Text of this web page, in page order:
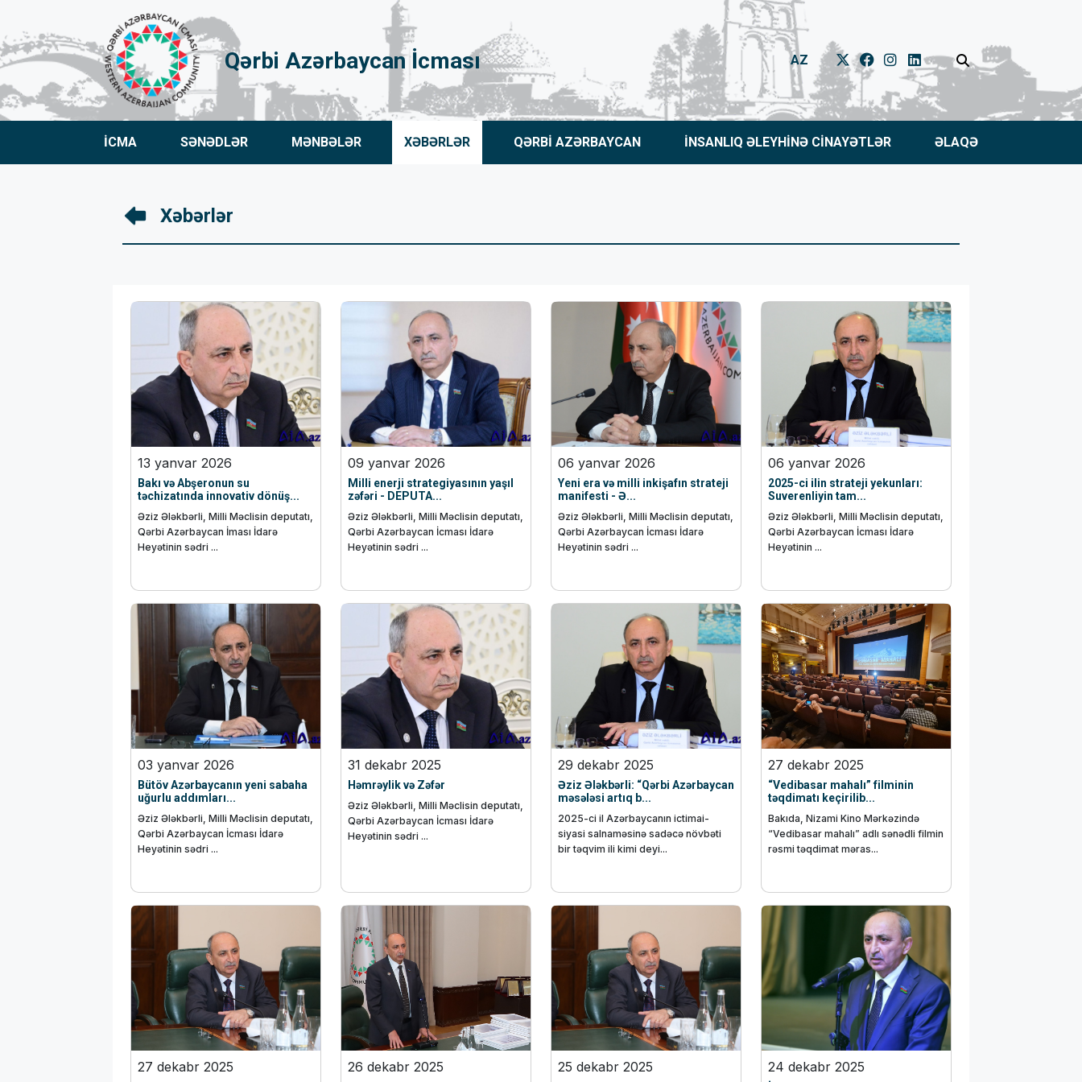
Qərbi Azərbaycan İcması AZ
İCMA SƏNƏDLƏR MƏNBƏLƏR XƏBƏRLƏR QƏRBİ AZƏRBAYCAN İNSANLIQ ƏLEYHİNƏ CİNAYƏTLƏR ƏLAQƏ
Xəbərlər
13 yanvar 2026
Bakı və Abşeronun su
təchizatında innovativ dönüş...
Əziz Ələkbərli, Milli Məclisin deputatı,
Qərbi Azərbaycan İması İdarə
Heyətinin sədri ...
09 yanvar 2026
Milli enerji strategiyasının yaşıl
zəfəri - DEPUTA...
Əziz Ələkbərli, Milli Məclisin deputatı,
Qərbi Azərbaycan İcması İdarə
Heyətinin sədri ...
06 yanvar 2026
Yeni era və milli inkişafın strateji
manifesti - Ə...
Əziz Ələkbərli, Milli Məclisin deputatı,
Qərbi Azərbaycan İcması İdarə
Heyətinin sədri ...
06 yanvar 2026
2025-ci ilin strateji yekunları:
Suverenliyin tam...
Əziz Ələkbərli, Milli Məclisin deputatı,
Qərbi Azərbaycan İcması İdarə
Heyətinin ...
03 yanvar 2026
Bütöv Azərbaycanın yeni sabaha
uğurlu addımları...
Əziz Ələkbərli, Milli Məclisin deputatı,
Qərbi Azərbaycan İcması İdarə
Heyətinin sədri ...
31 dekabr 2025
Həmrəylik və Zəfər
Əziz Ələkbərli, Milli Məclisin deputatı,
Qərbi Azərbaycan İcması İdarə
Heyətinin sədri ...
29 dekabr 2025
Əziz Ələkbərli: “Qərbi Azərbaycan
məsələsi artıq b...
2025-ci il Azərbaycanın ictimai-
siyasi salnaməsinə sadəcə növbəti
bir təqvim ili kimi deyi...
27 dekabr 2025
“Vedibasar mahalı” filminin
təqdimatı keçirilib...
Bakıda, Nizami Kino Mərkəzində
“Vedibasar mahalı” adlı sənədli filmin
rəsmi təqdimat məras...
27 dekabr 2025 26 dekabr 2025 25 dekabr 2025 24 dekabr 2025